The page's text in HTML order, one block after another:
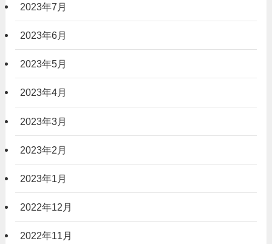
2023年7月
2023年6月
2023年5月
2023年4月
2023年3月
2023年2月
2023年1月
2022年12月
2022年11月